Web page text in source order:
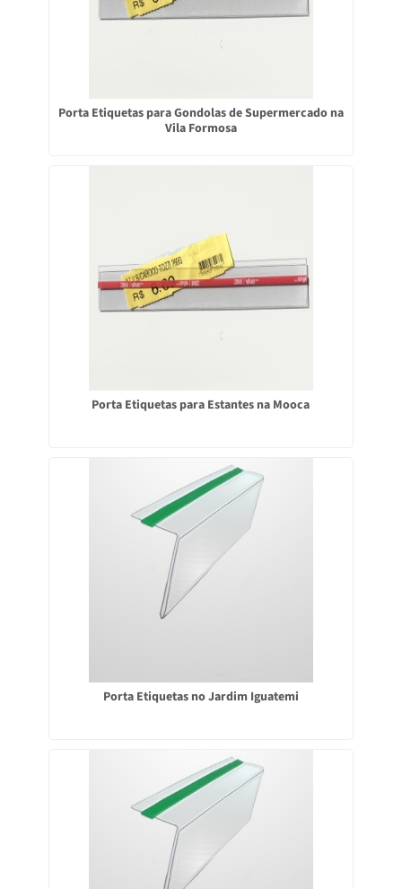
Porta Etiquetas para Gondolas de Supermercado na
Vila Formosa
Porta Etiquetas para Estantes na Mooca
Porta Etiquetas no Jardim Iguatemi